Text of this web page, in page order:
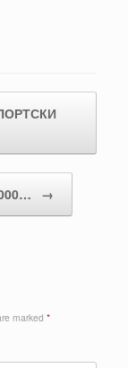
→
marked *